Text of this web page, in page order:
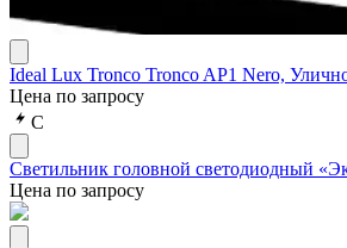
Ideal Lux Tronco Tronco AP1 Nero,
Цена по запросу
С
Светильник головной светодиодный
Цена по запросу